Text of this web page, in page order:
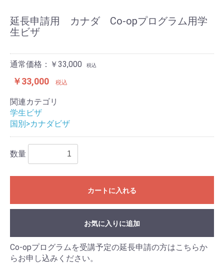
延長申請用 カナダ Co-opプログラム用学
生ビザ
通常価格：￥33,000 税込
￥33,000 税込
関連カテゴリ
学生ビザ
国別>カナダビザ
数量
カートに入れる
お気に入りに追加
Co-opプログラムを受講予定の延長申請の方はこちらか
らお申し込みください。